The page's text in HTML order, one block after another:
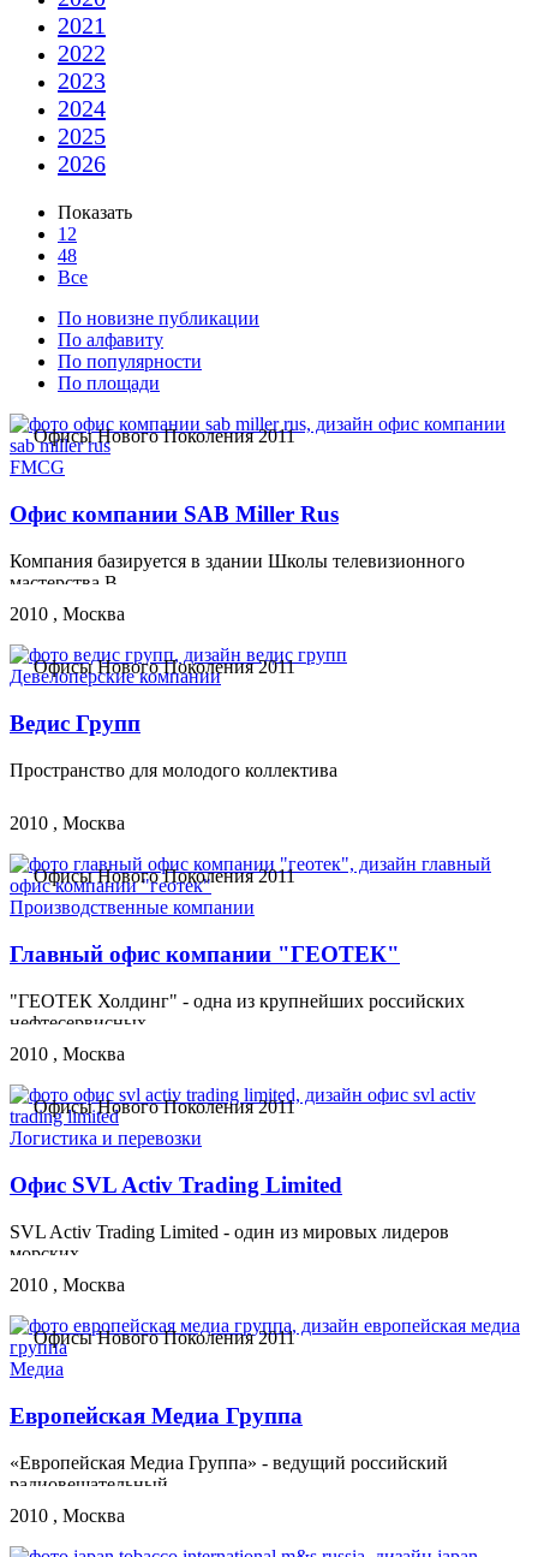
2021
2022
2023
2024
2025
2026
Показать
12
48
Все
По новизне публикации
По алфавиту
По популярности
По площади
Офисы Нового Поколения 2011
FMCG
Офис компании SAB Miller Rus
Компания базируется в здании Школы телевизионного
мастерства В....
2010 , Москва
Офисы Нового Поколения 2011
Девелоперские компании
Ведис Групп
Пространство для молодого коллектива
2010 , Москва
Офисы Нового Поколения 2011
Производственные компании
Главный офис компании "ГЕОТЕК"
"ГЕОТЕК Холдинг" - одна из крупнейших российских
нефтесервисных...
2010 , Москва
Офисы Нового Поколения 2011
Логистика и перевозки
Офис SVL Activ Trading Limited
SVL Activ Trading Limited - один из мировых лидеров
морских...
2010 , Москва
Офисы Нового Поколения 2011
Медиа
Европейская Медиа Группа
«Европейская Медиа Группа» - ведущий российский
радиовещательный...
2010 , Москва